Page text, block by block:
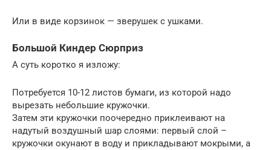
Или в виде корзинок — зверушек с ушками.
Большой Киндер Сюрприз
А суть коротко я изложу:
Потребуется 10-12 листов бумаги, из которой надо
вырезать небольшие кружочки.
Затем эти кружочки поочередно приклеивают на
надутый воздушный шар слоями: первый слой –
кружочки окунают в воду и прикладывают мокрыми, а